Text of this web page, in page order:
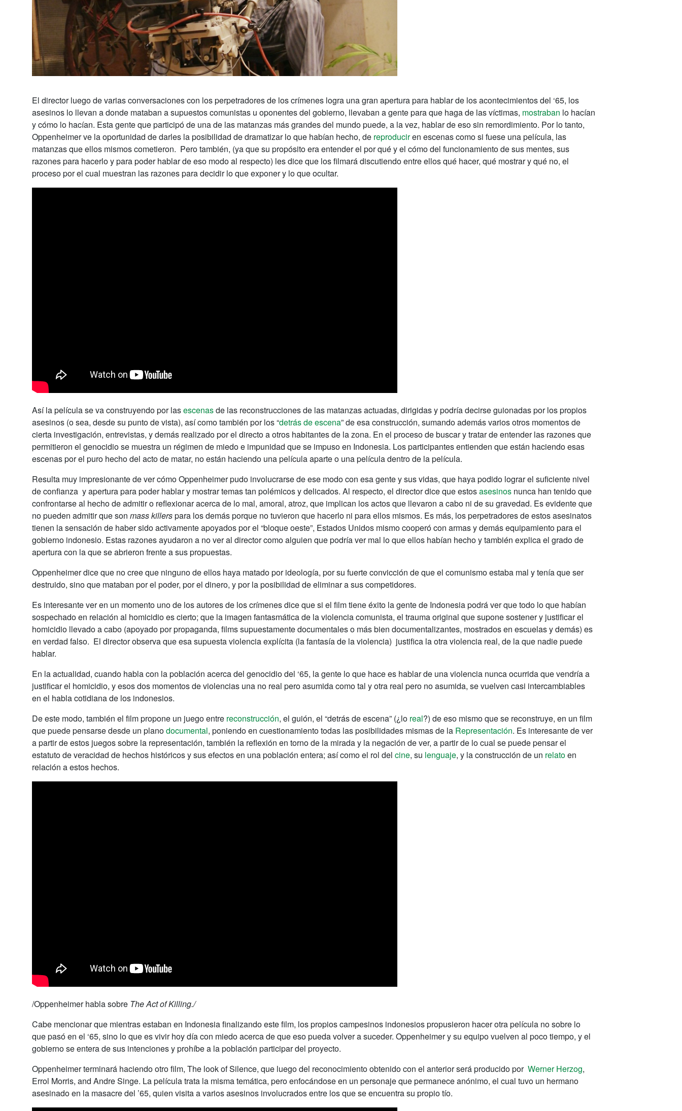
El director luego de varias conversaciones con los perpetradores de los crímenes logra una gran apertura para hablar de los acontecimientos del ‘65, los
asesinos lo llevan a donde mataban a supuestos comunistas u oponentes del gobierno, llevaban a gente para que haga de las víctimas, mostraban lo hacían
y cómo lo hacían. Esta gente que participó de una de las matanzas más grandes del mundo puede, a la vez, hablar de eso sin remordimiento. Por lo tanto,
Oppenheimer ve la oportunidad de darles la posibilidad de dramatizar lo que habían hecho, de reproduciren escenas como si fuese una película, las
matanzas que ellos mismos cometieron. Pero también, (ya que su propósito era entender el por qué y el cómo del funcionamiento de sus mentes, sus
razones para hacerlo y para poder hablar de eso modo al respecto) les dice que los filmará discutiendo entre ellos qué hacer, qué mostrar y qué no, el
proceso por el cual muestran las razones para decidir lo que exponer y lo que ocultar.
Así la película se va construyendo por lasescenasde las reconstrucciones de las matanzas actuadas, dirigidas y podría decirse guionadas por los propios
asesinos (o sea, desde su punto de vista), así como también por los “detrás de escena” de esa construcción, sumando además varios otros momentos de
cierta investigación, entrevistas, y demás realizado por el directo a otros habitantes de la zona. En el proceso de buscar y tratar de entender las razones que
permitieron el genocidio se muestra un régimen de miedo e impunidad que se impuso en Indonesia. Los participantes entienden que están haciendo esas
escenas por el puro hecho del acto de matar, no están haciendo una película aparte o una película dentro de la película.
Resulta muy impresionante de ver cómo Oppenheimer pudo involucrarse de ese modo con esa gente y sus vidas, que haya podido lograr el suficiente nivel
de confianza y apertura para poder hablar y mostrar temas tan polémicos y delicados. Al respecto, el director dice que estosasesinos nunca han tenido que
confrontarse al hecho de admitir o reflexionar acerca de lo mal, amoral, atroz, que implican los actos que llevaron a cabo ni de su gravedad. Es evidente que
no pueden admitir que son mass killerspara los demás porque no tuvieron que hacerlo ni para ellos mismos. Es más, los perpetradores de estos asesinatos
tienen la sensación de haber sido activamente apoyados por el “bloque oeste”, Estados Unidos mismo cooperó con armas y demás equipamiento para el
gobierno indonesio. Estas razones ayudaron a no ver al director como alguien que podría ver mal lo que ellos habían hecho y también explica el grado de
apertura con la que se abrieron frente a sus propuestas.
Oppenheimer dice que no cree que ninguno de ellos haya matado por ideología, por su fuerte convicción de que el comunismo estaba mal y tenía que ser
destruido, sino que mataban por el poder, por el dinero, y por la posibilidad de eliminar a sus competidores.
Es interesante ver en un momento uno de los autores de los crímenes dice que si el film tiene éxito la gente de Indonesia podrá ver que todo lo que habían
sospechado en relación al homicidio es cierto; que la imagen fantasmática de la violencia comunista, el trauma original que supone sostener y justificar el
homicidio llevado a cabo (apoyado por propaganda, films supuestamente documentales o más bien documentalizantes, mostrados en escuelas y demás) es
en verdad falso. El director observa que esa supuesta violencia explícita (la fantasía de la violencia) justifica la otra violencia real, de la que nadie puede
hablar.
En la actualidad, cuando habla con la población acerca del genocidio del ‘65, la gente lo que hace es hablar de una violencia nunca ocurrida que vendría a
justificar el homicidio, y esos dos momentos de violencias una no real pero asumida como tal y otra real pero no asumida, se vuelven casi intercambiables
en el habla cotidiana de los indonesios.
De este modo, también el film propone un juego entre reconstrucción, el guión, el “detrás de escena” (¿lo real?) de eso mismo que se reconstruye, en un film
que puede pensarse desde un planodocumental, poniendo en cuestionamiento todas las posibilidades mismas de la Representación. Es interesante de ver
a partir de estos juegos sobre la representación, también la reflexión en torno de la mirada y la negación de ver, a partir de lo cual se puede pensar el
estatuto de veracidad de hechos históricos y sus efectos en una población entera; así como el rol del cine, su lenguaje, y la construcción de un relatoen
relación a estos hechos.
/Oppenheimer habla sobre The Act of Killing./
Cabe mencionar que mientras estaban en Indonesia finalizando este film, los propios campesinos indonesios propusieron hacer otra película no sobre lo
que pasó en el ‘65, sino lo que es vivir hoy día con miedo acerca de que eso pueda volver a suceder. Oppenheimer y su equipo vuelven al poco tiempo, y el
gobierno se entera de sus intenciones y prohíbe a la población participar del proyecto.
Oppenheimer terminará haciendo otro film, The look of Silence, que luego del reconocimiento obtenido con el anterior será producido por Werner Herzog,
Errol Morris, and Andre Singe. La película trata la misma temática, pero enfocándose en un personaje que permanece anónimo, el cual tuvo un hermano
asesinado en la masacre del ’65, quien visita a varios asesinos involucrados entre los que se encuentra su propio tío.